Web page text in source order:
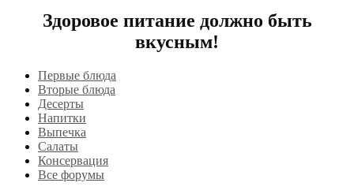
Здоровое питание должно быть
вкусным!
Первые блюда
Вторые блюда
Десерты
Напитки
Выпечка
Салаты
Консервация
Все форумы